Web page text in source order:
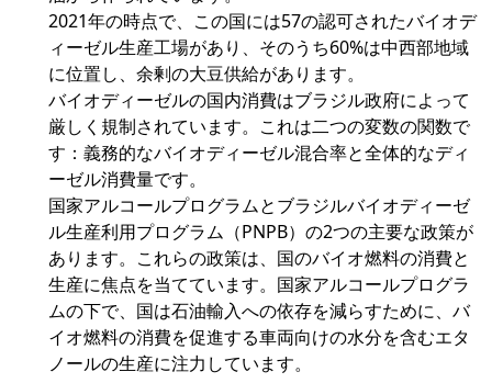
2021年の時点で、この国には57の認可されたバイオデ
ィーゼル生産工場があり、そのうち60%は中西部地域
に位置し、余剰の大豆供給があります。
バイオディーゼルの国内消費はブラジル政府によって
厳しく規制されています。これは二つの変数の関数で
す：義務的なバイオディーゼル混合率と全体的なディ
ーゼル消費量です。
国家アルコールプログラムとブラジルバイオディーゼ
ル生産利用プログラム（PNPB）の2つの主要な政策が
あります。これらの政策は、国のバイオ燃料の消費と
生産に焦点を当てています。国家アルコールプログラ
ムの下で、国は石油輸入への依存を減らすために、バ
イオ燃料の消費を促進する車両向けの水分を含むエタ
ノールの生産に注力しています。